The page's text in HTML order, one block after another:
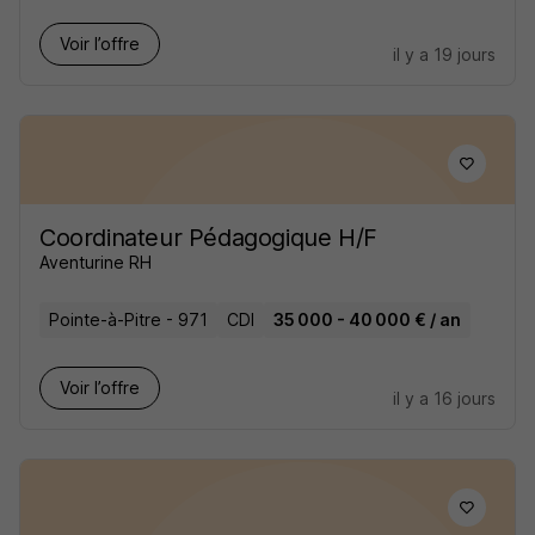
Voir l’offre
il y a 19 jours
Coordinateur Pédagogique H/F
Aventurine RH
Pointe-à-Pitre - 971 CDI 35 000 - 40 000 € / an
Voir l’offre
il y a 16 jours